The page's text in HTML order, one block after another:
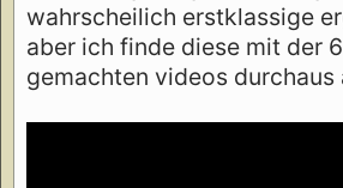
wahrscheilich erstklassige
aber ich finde diese mit der
gemachten videos durchaus